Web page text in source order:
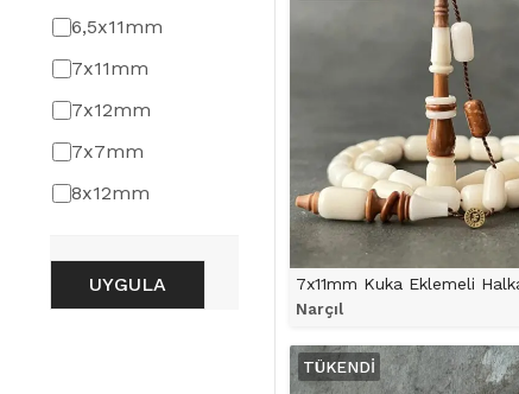
6,5x11mm
7x11mm
7x12mm
7x7mm
8x12mm
UYGULA
Narçıl
ÜRÜNÜ İNCELE
TÜKENDI